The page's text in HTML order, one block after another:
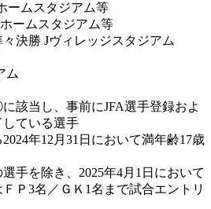
ームスタジアム等
ームスタジアム等
決勝 Jヴィレッジスタジアム
ム
該当し、事前にJFA選手登録およ
ている選手
年12月31日において満年齢17歳
手を除き、2025年4月1日において
Ｐ3名／ＧＫ1名まで試合エントリ